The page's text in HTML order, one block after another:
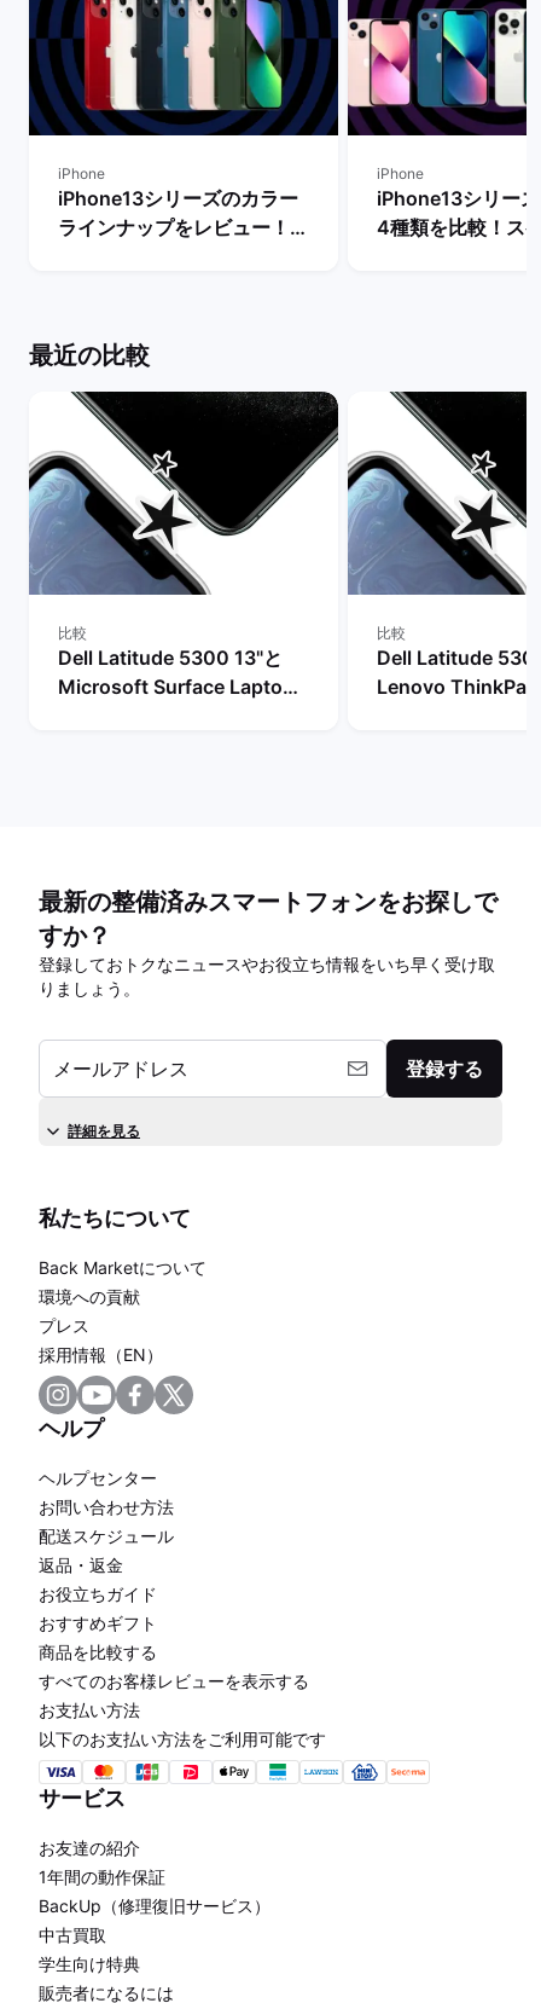
iPhone
iPhone13シリーズのカラー
ラインナップをレビュー！
iPhone
iPhone13シリー
4種類を比較！ス
最近の比較
比較
Dell Latitude 5300 13"と
Microsoft Surface Laptop
比較
Dell Latitude
Lenovo
最新の整備済みスマートフォンをお探しで
すか？
登録しておトクなニュースやお役立ち情報をいち早く受け取
りましょう。
メールアドレス 登録する
詳細を見る
私たちについて
Back Marketについて
環境への貢献
プレス
採用情報（EN）
ヘルプ
ヘルプセンター
お問い合わせ方法
配送スケジュール
返品・返金
お役立ちガイド
おすすめギフト
商品を比較する
すべてのお客様レビューを表示する
お支払い方法
以下のお支払い方法をご利用可能です
サービス
お友達の紹介
1年間の動作保証
BackUp（修理復旧サービス）
中古買取
学生向け特典
販売者になるには